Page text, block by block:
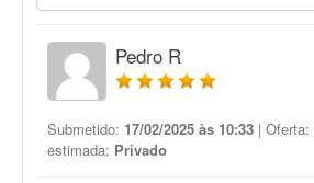
Pedro R
Submetido: 17/02/2025 às 10:33 | Oferta:
estimada: Privado